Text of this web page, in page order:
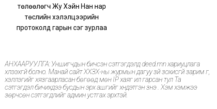
төлөөлөгч Жу Хэйн Нан нар
төслийн хэлэлцээрийн
протоколд гарын үсэг зурлаа
АНХААРУУЛГА: Уншигчдын бичсэн сэтгэгдэлд deed.mn хариуцлага
хүлээхгүй болно. Манай сайт ХХЗХ-ны журмын дагуу зүй зохисгүй зарим үг,
хэллэгийг хязгаарласан бөгөөд мөн IP хаяг ил гарсан тул Та
сэтгэгдэл бичихдээ бусдын эрх ашгийг хүндэтгэн үзнэ үү. Хэм хэмжээ
зөрчсөн сэтгэгдлийг админ устгах эрхтэй.